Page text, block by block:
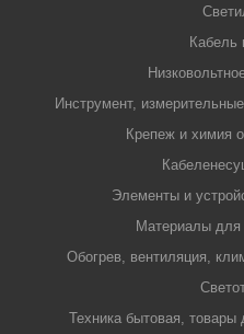
Кабель
Инструмент,
Крепеж и химия
Элементы и
Материалы для
Обогрев, вентиляция,
Техника бытовая,